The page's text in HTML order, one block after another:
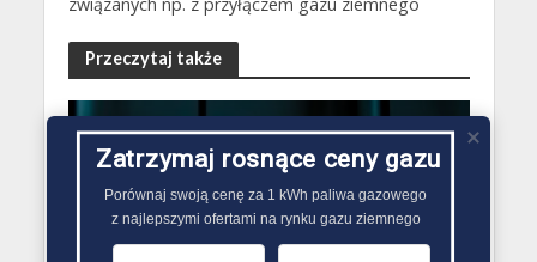
Przeczytaj także
RYNEK GAZU AKTUALNOŚCI
Liczba zmian sprzedawcy
gazu w Polsce. Dane URE
Zatrzymaj rosnące ceny gazu
Porównaj swoją cenę za 1 kWh paliwa gazowego
z najlepszymi ofertami na rynku gazu ziemnego